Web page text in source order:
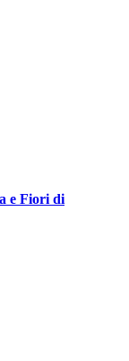
e Fiori di